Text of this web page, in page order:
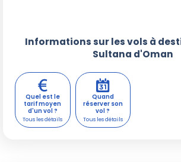
Informations sur les vols à
Sultana d'Oman
Quel est le
tarif moyen
d'un vol ?
Quand
réserver son
vol ?